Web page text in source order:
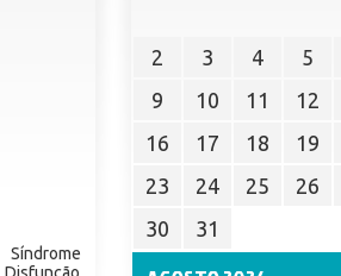
2
3 4 5
9
10 11 12
16
17 18 19
23
24 25 26
30
31